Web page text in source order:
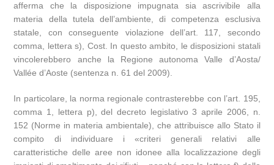
afferma che la disposizione impugnata sia ascrivibile alla
materia della tutela dell’ambiente, di competenza esclusiva
statale, con conseguente violazione dell’art. 117, secondo
comma, lettera s), Cost. In questo ambito, le disposizioni statali
vincolerebbero anche la Regione autonoma Valle d’Aosta/
Vallée d’Aoste (sentenza n. 61 del 2009).
In particolare, la norma regionale contrasterebbe con l’art. 195,
comma 1, lettera p), del decreto legislativo 3 aprile 2006, n.
152 (Norme in materia ambientale), che attribuisce allo Stato il
compito di individuare i «criteri generali relativi alle
caratteristiche delle aree non idonee alla localizzazione degli